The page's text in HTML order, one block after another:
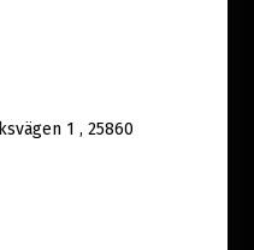
1 , 25860